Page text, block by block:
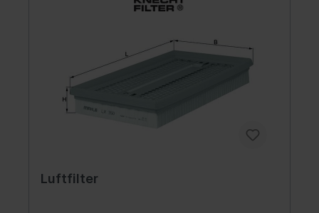
Luftfilter